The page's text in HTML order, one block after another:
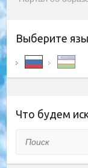
Выберите
Что будем